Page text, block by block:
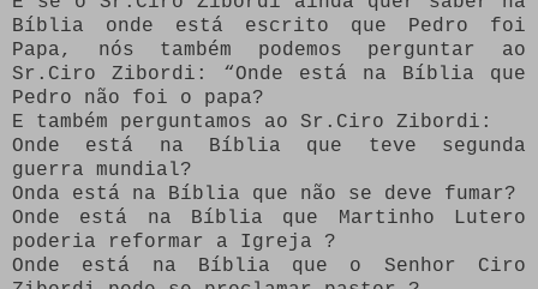
Bíblia onde está escrito que Pedro foi
Papa, nós também podemos perguntar ao
Sr.Ciro Zibordi: “Onde está na Bíblia que
Pedro não foi o papa?
E também perguntamos ao Sr.Ciro Zibordi:
Onde está na Bíblia que teve segunda
guerra mundial?
Onda está na Bíblia que não se deve fumar?
Onde está na Bíblia que Martinho Lutero
poderia reformar a Igreja ?
Onde está na Bíblia que o Senhor Ciro